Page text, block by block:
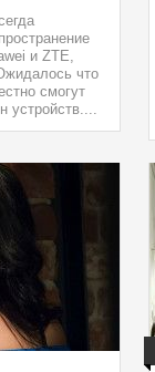
и ZTE,
что
смогут
устройств....